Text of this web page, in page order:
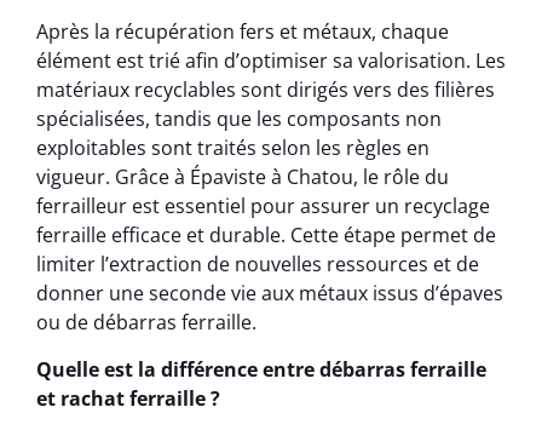
Après la récupération fers et métaux, chaque
élément est trié afin d’optimiser sa valorisation. Les
matériaux recyclables sont dirigés vers des filières
spécialisées, tandis que les composants non
exploitables sont traités selon les règles en
vigueur. Grâce à Épaviste à Chatou, le rôle du
ferrailleur est essentiel pour assurer un recyclage
ferraille efficace et durable. Cette étape permet de
limiter l’extraction de nouvelles ressources et de
donner une seconde vie aux métaux issus d’épaves
ou de débarras ferraille.
Quelle est la différence entre débarras ferraille
et rachat ferraille ?